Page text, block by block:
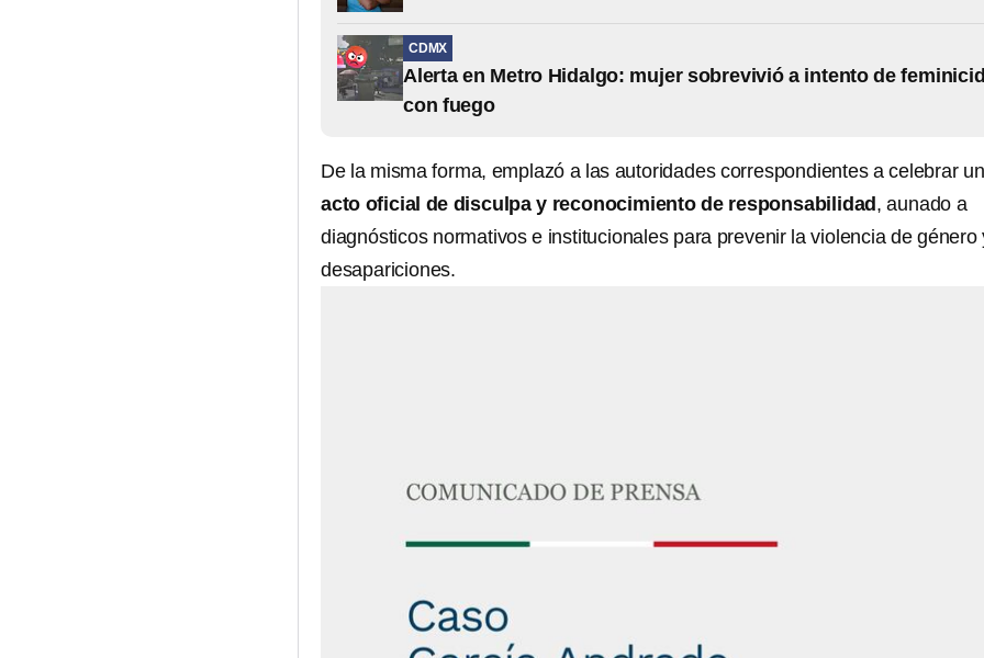
CDMX
Alerta en Metro Hidalgo: mujer sobrevivió a intento de
con fuego
De la misma forma, emplazó a las autoridades correspondientes a celebrar un
acto oficial de disculpa y reconocimiento de responsabilidad , aunado a
diagnósticos normativos e institucionales para prevenir la violencia de género
desapariciones.